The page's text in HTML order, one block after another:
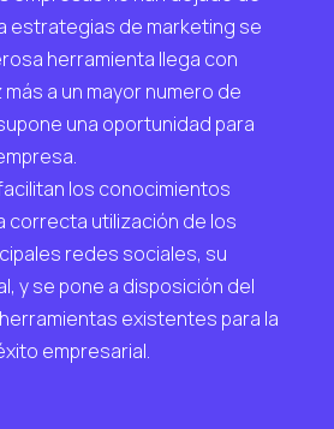
estrategias de marketing se
herramienta llega con
a un mayor numero de
una oportunidad para
los conocimientos
correcta utilización de los
redes sociales, su
y se pone a disposición del
existentes para la
empresarial.